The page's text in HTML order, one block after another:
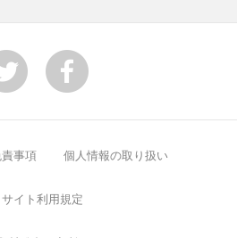
事項 個人情報の取り扱い
サイト利用規定